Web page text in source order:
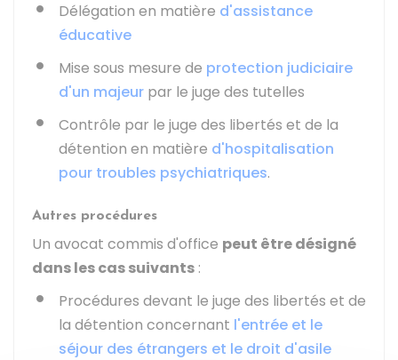
Délégation en matière d'assistance
éducative
Mise sous mesure de protection judiciaire
d'un majeur par le juge des tutelles
Contrôle par le juge des libertés et de la
détention en matière d'hospitalisation
pour troubles psychiatriques.
Autres procédures
Un avocat commis d'office peut être désigné
dans les cas suivants :
Procédures devant le juge des libertés et de
la détention concernant l'entrée et le
séjour des étrangers et le droit d'asile